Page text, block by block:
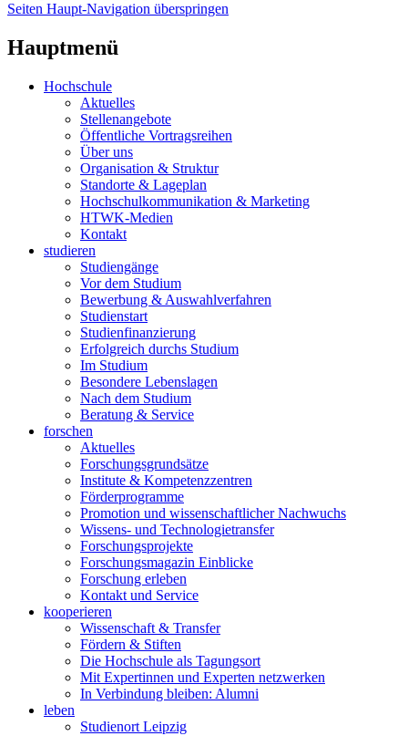
Seiten Haupt-Navigation überspringen
Hauptmenü
Hochschule
Aktuelles
Stellenangebote
Öffentliche Vortragsreihen
Über uns
Organisation & Struktur
Standorte & Lageplan
Hochschulkommunikation & Marketing
HTWK-Medien
Kontakt
studieren
Studiengänge
Vor dem Studium
Bewerbung & Auswahlverfahren
Studienstart
Studienfinanzierung
Erfolgreich durchs Studium
Im Studium
Besondere Lebenslagen
Nach dem Studium
Beratung & Service
forschen
Aktuelles
Forschungsgrundsätze
Institute & Kompetenzzentren
Förderprogramme
Promotion und wissenschaftlicher Nachwuchs
Wissens- und Technologietransfer
Forschungsprojekte
Forschungsmagazin Einblicke
Forschung erleben
Kontakt und Service
kooperieren
Wissenschaft & Transfer
Fördern & Stiften
Die Hochschule als Tagungsort
Mit Expertinnen und Experten netzwerken
In Verbindung bleiben: Alumni
leben
Studienort Leipzig